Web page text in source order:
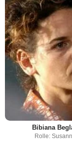
Bibiana
Rolle: